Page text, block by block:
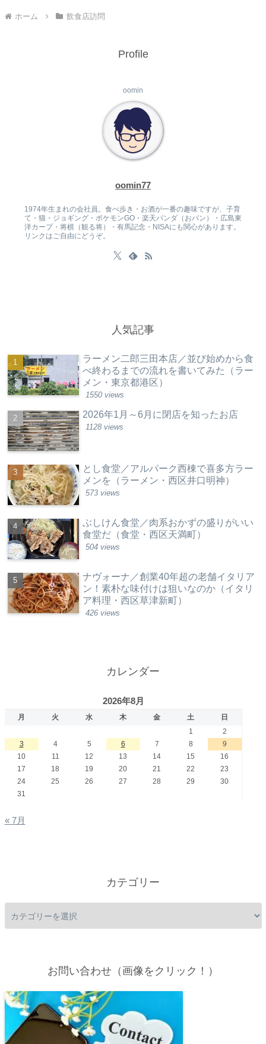
ホーム 飲食店訪問
Profile
oomin
oomin77
1974年生まれの会社員。食べ歩き・お酒が一番の趣味ですが、子育
て・猫・ジョギング・ポケモンGO・楽天パンダ（おパン）・広島東
洋カープ・将棋（観る将）・有馬記念・NISAにも関心があります。
リンクはご自由にどうぞ。
人気記事
ラーメン二郎三田本店／並び始めから食
べ終わるまでの流れを書いてみた（ラー
メン・東京都港区）
1550 views
2026年1月～6月に閉店を知ったお店
1128 views
とし食堂／アルパーク西棟で喜多方ラー
メンを（ラーメン・西区井口明神）
573 views
ぶしけん食堂／肉系おかずの盛りがいい
食堂だ（食堂・西区天満町）
504 views
ナヴォーナ／創業40年超の老舗イタリア
ン！素朴な味付けは狙いなのか（イタリ
ア料理・西区草津新町）
426 views
カレンダー
2026年8月
月 火 水 木 金 土
日
1
2
3
4 5 6 7 8
9
10
11 12 13 14 15
16
17
18 19 20 21 22
23
24
25 26 27 28 29
30
31
« 7月
カテゴリー
お問い合わせ（画像をクリック！）